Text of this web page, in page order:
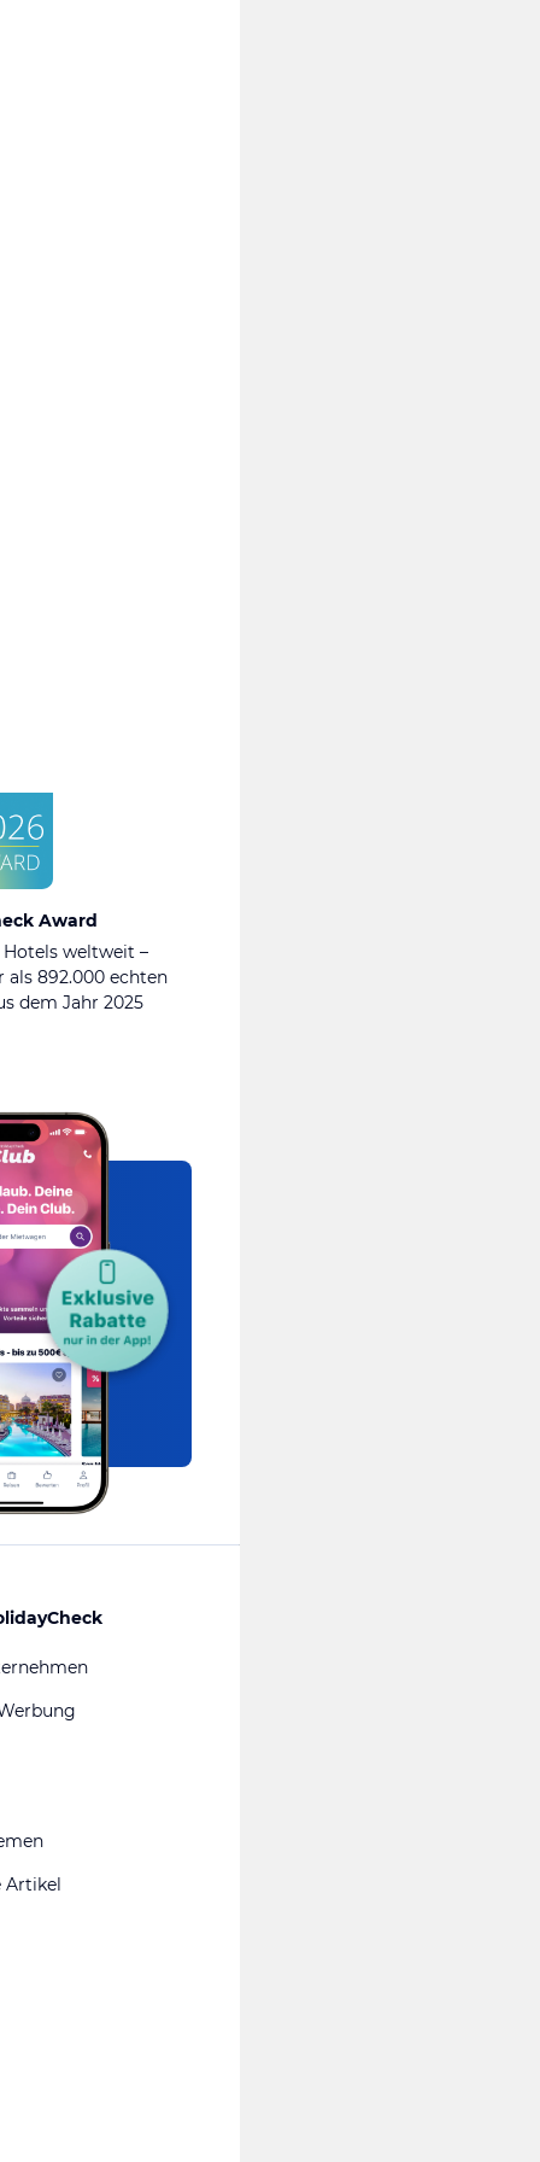
Award
weltweit –
als 892.000 echten
dem Jahr 2025
Artikel